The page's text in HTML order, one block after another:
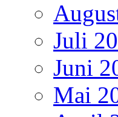
Juli
Juni
Mai